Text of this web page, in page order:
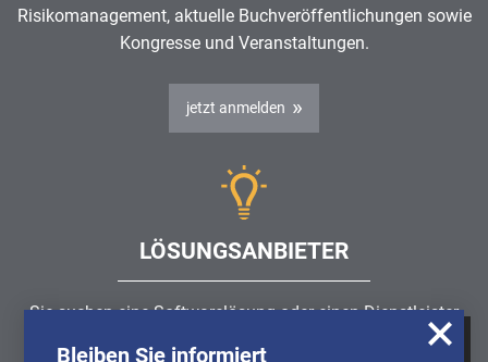
Risikomanagement, aktuelle Buchveröffentlichungen sowie
Kongresse und Veranstaltungen.
jetzt anmelden
LÖSUNGSANBIETER
Sie suchen eine Softwarelösung oder einen Dienstleister
, IKS oder
Bleiben Sie informiert